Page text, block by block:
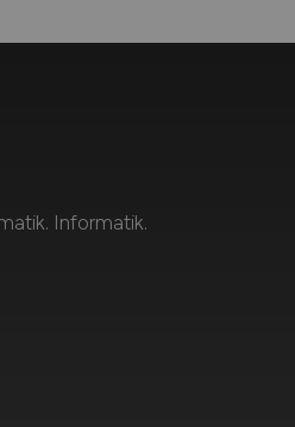
Informatik.